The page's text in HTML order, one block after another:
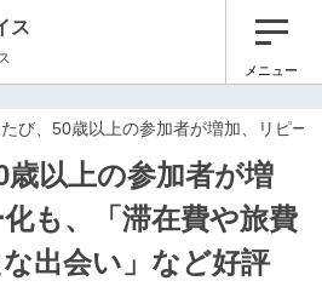
ス
メニュー
び、50歳以上の参加者が増加、リピー
以上の参加者が増
も、「滞在費や旅費
出会い」など好評